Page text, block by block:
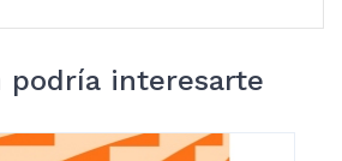
podría interesarte